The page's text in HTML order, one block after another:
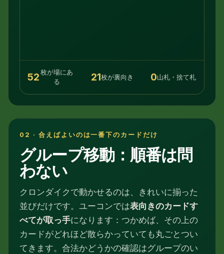
52 枚が場にあ
る
21枚が裏向き 0山札・捨て札
02 · 合えばよいのは一番下のカードだけ
グループ移動：順番は問
わない
クロンダイクで動かせるのは、きれいに揃った
並びだけです。ユーコンでは表向きのカードす
べてが取っ手になります：つかめば、その上の
カードがどれほど散らかっていても丸ごとつい
てきます。合法かどうかの確認はグループのい